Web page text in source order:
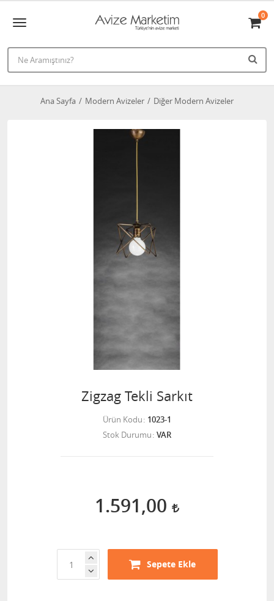
0
Ana Sayfa Modern Avizeler Diğer Modern Avizeler
Zigzag Tekli Sarkıt
Ürün Kodu 1023-1
Stok Durumu VAR
1.591,00
Sepete Ekle